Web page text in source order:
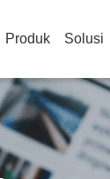
Produk Solusi